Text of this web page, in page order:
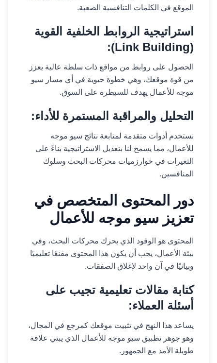
الموقع في الكلمات التنافسية الصعبة.
استراتيجية الروابط الخلفية القوية
(Link Building):
الحصول على روابط من مواقع ذات سلطة عالية يعزز
من قوة موقعك، وهي خطوة حيوية في أي مسار سيو
موجه للأعمال يهدف للسيطرة على السوق.
التحليل والمراقبة المستمرة للأداء:
نستخدم أدوات متقدمة لمتابعة نتائج سيو موجه
للأعمال، مما يسمح لنا بتعديل الاستراتيجية بناءً على
التغيرات في خوارزميات محركات البحث وسلوك
المنافسين.
دور المحتوى المتخصص في
تعزيز سيو موجه للأعمال
المحتوى هو الوقود الذي يحرك محركات البحث، وفي
بيئة الأعمال، يجب أن يكون هذا المحتوى مقنعًا تعليميًا
وبيانيًا في آن واحد لإغلاق الصفقات.
كتابة مقالات تعليمية تجيب على
أسئلة العملاء:
يساعد هذا النهج في تثبيت موقعك كمرجع في المجال،
وهو جوهر تطبيق سيو موجه للأعمال الذي يبني علاقة
طويلة الأمد مع الجمهور.